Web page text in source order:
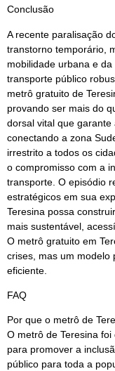
Conclusão
A recente paralisação
transtorno temporário,
mobilidade urbana e
transporte público
metrô gratuito de
provando ser mais do
dorsal vital que garante
conectando a zona
irrestrito a todos os
o compromisso com a
transporte. O episódio
estratégicos em sua
Teresina possa
mais sustentável,
O metrô gratuito em
crises, mas um modelo
eficiente.
FAQ
Por que o metrô de
O metrô de Teresina
para promover a
público para toda a